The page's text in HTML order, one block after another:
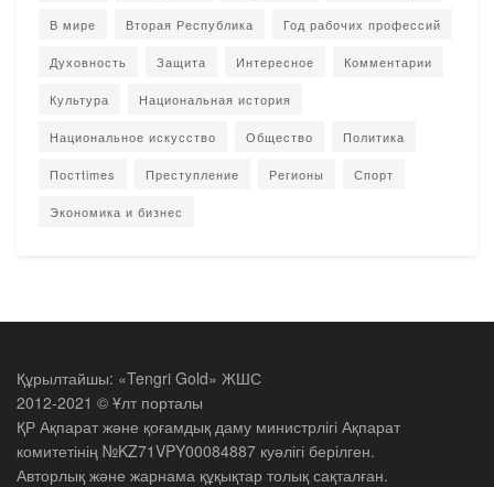
В мире Вторая Республика Год рабочих профессий
Духовность Защита Интересное Комментарии
Культура Национальная история
Национальное искусство Общество Политика
Постtimes Преступление Регионы Спорт
Экономика и бизнес
Құрылтайшы: «Tengri Gold» ЖШС
2012-2021 © Ұлт порталы
ҚР Ақпарат және қоғамдық даму министрлігі Ақпарат
комитетінің №KZ71VPY00084887 куәлігі берілген.
Авторлық және жарнама құқықтар толық сақталған.